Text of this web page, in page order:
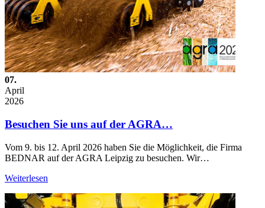
07.
April
2026
Besuchen Sie uns auf der AGRA…
Vom 9. bis 12. April 2026 haben Sie die Möglichkeit, die Firma
BEDNAR auf der AGRA Leipzig zu besuchen. Wir…
Weiterlesen